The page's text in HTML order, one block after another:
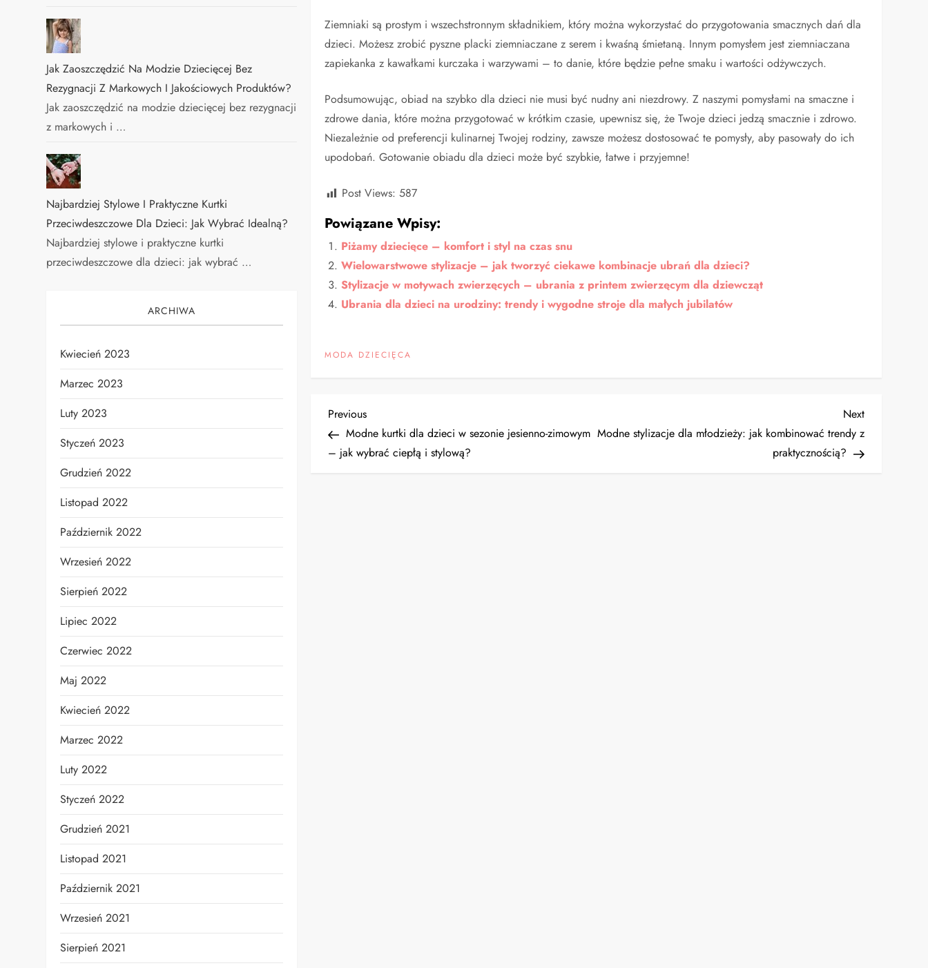
Ziemniaki są prostym i wszechstronnym składnikiem, który można wykorzystać do przygotowania smacznych dań dla
dzieci. Możesz zrobić pyszne placki ziemniaczane z serem i kwaśną śmietaną. Innym pomysłem jest ziemniaczana
zapiekanka z kawałkami kurczaka i warzywami – to danie, które będzie pełne smaku i wartości odżywczych.
Podsumowując, obiad na szybko dla dzieci nie musi być nudny ani niezdrowy. Z naszymi pomysłami na smaczne i
zdrowe dania, które można przygotować w krótkim czasie, upewnisz się, że Twoje dzieci jedzą smacznie i zdrowo.
Niezależnie od preferencji kulinarnej Twojej rodziny, zawsze możesz dostosować te pomysły, aby pasowały do ich
upodobań. Gotowanie obiadu dla dzieci może być szybkie, łatwe i przyjemne!
Post Views: 587
Powiązane Wpisy:
Piżamy dziecięce – komfort i styl na czas snu
Wielowarstwowe stylizacje – jak tworzyć ciekawe kombinacje ubrań dla dzieci?
Stylizacje w motywach zwierzęcych – ubrania z printem zwierzęcym dla dziewcząt
Ubrania dla dzieci na urodziny: trendy i wygodne stroje dla małych jubilatów
MODA DZIECIĘCA
N
a
Previous
Post
Previous
Modne kurtki dla dzieci w sezonie jesienno-zimowym
– jak wybrać ciepłą i stylową?
Next
Post
Next
Modne stylizacje dla młodzieży: jak kombinować trendy z
praktycznością?
Jak Zaoszczędzić Na Modzie Dziecięcej Bez
Rezygnacji Z Markowych I Jakościowych Produktów?
Jak zaoszczędzić na modzie dziecięcej bez rezygnacji
z markowych i …
Najbardziej Stylowe I Praktyczne Kurtki
Przeciwdeszczowe Dla Dzieci: Jak Wybrać Idealną?
Najbardziej stylowe i praktyczne kurtki
przeciwdeszczowe dla dzieci: jak wybrać …
ARCHIWA
Kwiecień 2023
Marzec 2023
Luty 2023
Styczeń 2023
Grudzień 2022
Listopad 2022
Październik 2022
Wrzesień 2022
Sierpień 2022
Lipiec 2022
Czerwiec 2022
Maj 2022
Kwiecień 2022
Marzec 2022
Luty 2022
Styczeń 2022
Grudzień 2021
Listopad 2021
Październik 2021
Wrzesień 2021
Sierpień 2021